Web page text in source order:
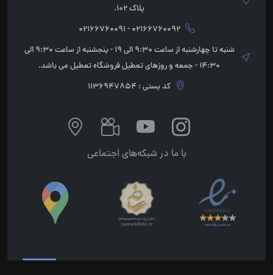
پلاک 102.
02166760092 - 02166760091
شنبه تا چهارشنبه از ساعت 9:30 الی 19 - پنجشنبه از ساعت 9:30 الی
14:30 - جمعه و روزهای تعطیل فروشگاه تعطیل می باشد.
کد پستی : 1136947854
با ما در شبکه‌های اجتماعی